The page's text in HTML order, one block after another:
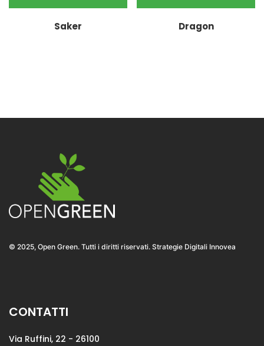
Saker Dragon
© 2025, Open Green. Tutti i diritti riservati. Strategie Digitali Innovea
CONTATTI
Via Ruffini, 22 - 26100